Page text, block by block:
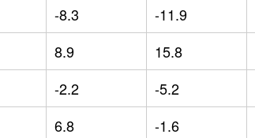
-8.3 -11.9
8.9
15.8
-2.2
-5.2
6.8
-1.6